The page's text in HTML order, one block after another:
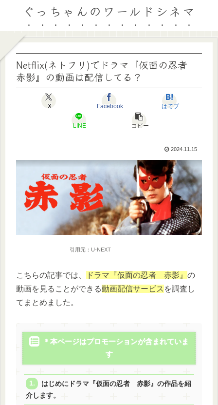
ぐっちゃんのワールドシネマ
Netflix(ネトフリ)でドラマ『仮面の忍者
赤影』の動画は配信してる？
X Facebook はてブ
LINE コピー
2024.11.15
引用元：U-NEXT
こちらの記事では、 ドラマ『仮面の忍者 赤影』 の
動画を見ることができる動画配信サービス を調査し
てまとめました。
＊本ページはプロモーションが含まれていま
す
はじめにドラマ『仮面の忍者 赤影』の作品を紹
介します。